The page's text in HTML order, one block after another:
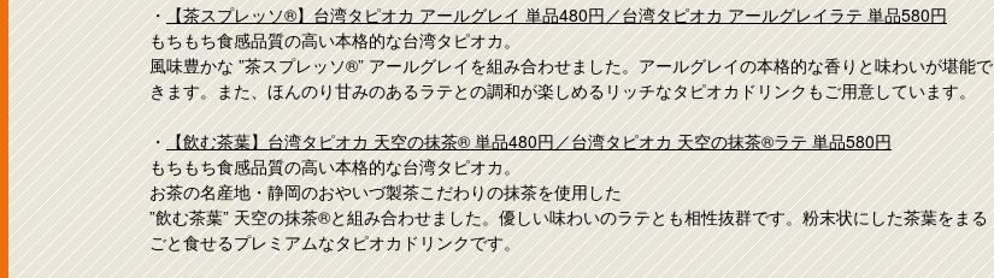
・【茶スプレッソ®】台湾タピオカ アールグレイ 単品480円／台湾タピオカ アールグレイラテ 単品580円
もちもち食感品質の高い本格的な台湾タピオカ。
風味豊かな ”茶スプレッソ®” アールグレイを組み合わせました。アールグレイの本格的な香りと味わいが堪能で
きます。また、ほんのり甘みのあるラテとの調和が楽しめるリッチなタピオカドリンクもご用意しています。
・【飲む茶葉】台湾タピオカ 天空の抹茶® 単品480円／台湾タピオカ 天空の抹茶®ラテ 単品580円
もちもち食感品質の高い本格的な台湾タピオカ。
お茶の名産地・静岡のおやいづ製茶こだわりの抹茶を使用した
”飲む茶葉” 天空の抹茶®と組み合わせました。優しい味わいのラテとも相性抜群です。粉末状にした茶葉をまる
ごと食せるプレミアムなタピオカドリンクです。